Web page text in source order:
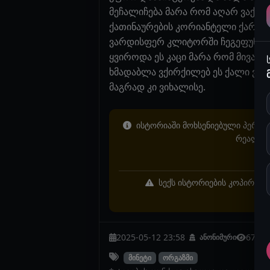
მეჩალიჩება მარა რომ აღარ
ქათინაურების კორიანტელი
ვარდისფერ კლიტორში
ყვიროდა ეს კაცი მარა რომ
ხმადაბლა ვქირქილებ ეს ქალი
მაგრად კი ვიხალისე.
ისტორიაში მოხსენიებული
რეალურ
სექს ისტორიების
2025-05-12 23:58 ანონიმური 6739
მინეტი ორგაზმი